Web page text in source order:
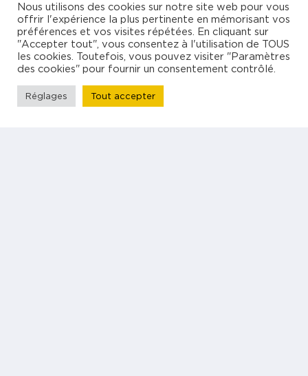
spécialisée en management
et technologies
Freelance
À propos
Blog
Contact
Nous utilisons des cookies sur notre site web pour vous
offrir l'expérience la plus pertinente en mémorisant vos
préférences et vos visites répétées. En cliquant sur
"Accepter tout", vous consentez à l'utilisation de TOUS
les cookies. Toutefois, vous pouvez visiter "Paramètres
des cookies" pour fournir un consentement contrôlé.
Réglages Tout accepter